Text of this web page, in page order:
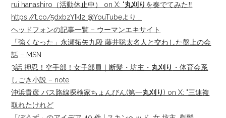
rui hanashiro（活動休止中） on X: "丸刈り を奏でてみた‼️
https://t.co/5dxbzYIkI2 @YouTubeより …
ヘッドフォンの記事一覧 – ウーマンエキサイト
「強くなった」永瀬拓矢九段 藤井聡太名人と交わした盤上の会
話 – MSN
3話 押忍！空手部！女子部員｜断髪・坊主・ 丸刈り ・体育会系
しごき小説 – note
沖浜貴彦 バス路線探検家ちょんびん(第一丸刈り) on X: "三連複
取れたけれど